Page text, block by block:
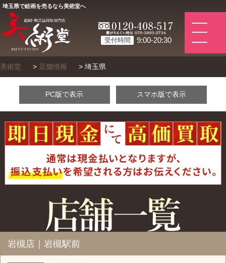
埼玉県で絵画を売るなら美術堂へ
受付時間 9:00-20:30
美術堂 > 店舗情報 > 埼玉県
PC版で表示 スマホ版で表示
岩槻店｜岩槻駅前